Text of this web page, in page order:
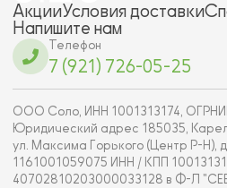
АкцииУсловия доставки
Напишите нам
Телефон
7 (921) 726-05-25
ООО Соло, ИНН 1001313174,
Юридический адрес 185035,
ул. Максима Горького (Центр Р-Н),
1161001059075 ИНН / КПП
40702810203000033128 в Ф-Л